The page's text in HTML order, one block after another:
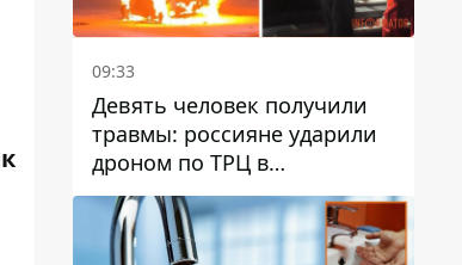
09:33
Девять человек получили
травмы: россияне ударили
дроном по ТРЦ в
Павлограде, будет ли
работать заведение в
дальнейшем